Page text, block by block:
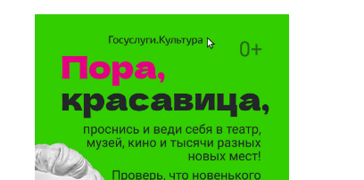
кеше бөтен яшәеше, барлыгы